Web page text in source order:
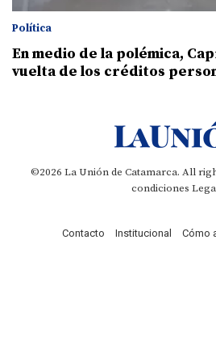
Política
En medio de la polémica,
vuelta de los créditos
©2026 La Unión de Catamarca. All
condiciones
Contacto Institucional Cómo